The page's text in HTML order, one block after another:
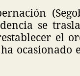
se
el
ocasionado